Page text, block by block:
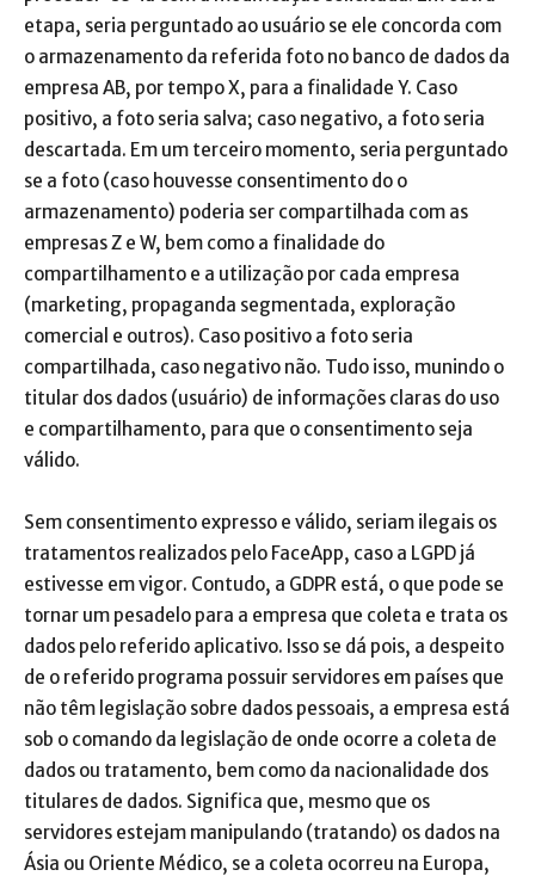
etapa, seria perguntado ao usuário se ele concorda com
o armazenamento da referida foto no banco de dados da
empresa AB, por tempo X, para a finalidade Y. Caso
positivo, a foto seria salva; caso negativo, a foto seria
descartada. Em um terceiro momento, seria perguntado
se a foto (caso houvesse consentimento do o
armazenamento) poderia ser compartilhada com as
empresas Z e W, bem como a finalidade do
compartilhamento e a utilização por cada empresa
(marketing, propaganda segmentada, exploração
comercial e outros). Caso positivo a foto seria
compartilhada, caso negativo não. Tudo isso, munindo o
titular dos dados (usuário) de informações claras do uso
e compartilhamento, para que o consentimento seja
válido.
Sem consentimento expresso e válido, seriam ilegais os
tratamentos realizados pelo FaceApp, caso a LGPD já
estivesse em vigor. Contudo, a GDPR está, o que pode se
tornar um pesadelo para a empresa que coleta e trata os
dados pelo referido aplicativo. Isso se dá pois, a despeito
de o referido programa possuir servidores em países que
não têm legislação sobre dados pessoais, a empresa está
sob o comando da legislação de onde ocorre a coleta de
dados ou tratamento, bem como da nacionalidade dos
titulares de dados. Significa que, mesmo que os
servidores estejam manipulando (tratando) os dados na
Ásia ou Oriente Médico, se a coleta ocorreu na Europa,